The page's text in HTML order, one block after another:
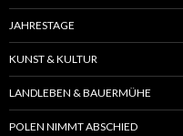
JAHRESTAGE
KUNST & KULTUR
LANDLEBEN & BAUERMÜHE
POLEN NIMMT ABSCHIED